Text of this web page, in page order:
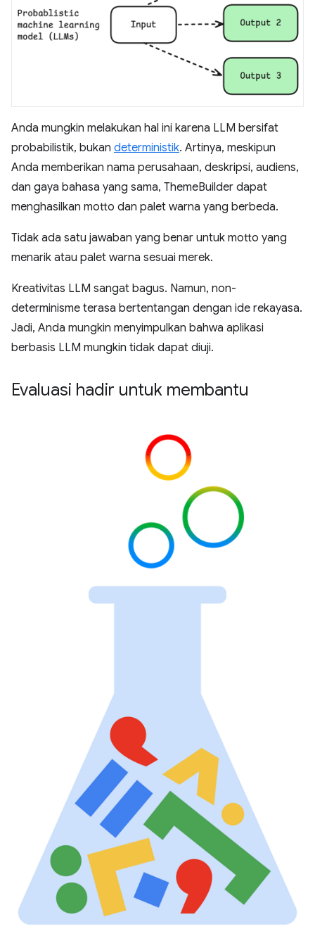
Anda mungkin melakukan hal ini karena LLM bersifat
probabilistik, bukan deterministik. Artinya, meskipun
Anda memberikan nama perusahaan, deskripsi, audiens,
dan gaya bahasa yang sama, ThemeBuilder dapat
menghasilkan motto dan palet warna yang berbeda.
Tidak ada satu jawaban yang benar untuk motto yang
menarik atau palet warna sesuai merek.
Kreativitas LLM sangat bagus. Namun, non-
determinisme terasa bertentangan dengan ide rekayasa.
Jadi, Anda mungkin menyimpulkan bahwa aplikasi
berbasis LLM mungkin tidak dapat diuji.
Evaluasi hadir untuk membantu